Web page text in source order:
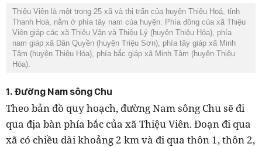
Thiệu Viên là một trong 25 xã và thị trấn của huyện Thiệu Hoá, tỉnh
Thanh Hoá, nằm ở phía tây nam của huyện. Phía đông của xã Thiệu
Viên giáp các xã Thiệu Vận và Thiệu Lý (huyện Thiệu Hóa), phía
nam giáp xã Dân Quyền (huyện Triệu Sơn), phía tây giáp xã Minh
Tâm (huyện Thiệu Hóa), phía bắc giáp xã Minh Tâm (huyện Thiệu
Hóa).
1. Đường Nam sông Chu
Theo bản đồ quy hoạch, đường Nam sông Chu sẽ đi
qua địa bàn phía bắc của xã Thiệu Viên. Đoạn đi qua
xã có chiều dài khoảng 2 km và đi qua thôn 1, thôn 2,